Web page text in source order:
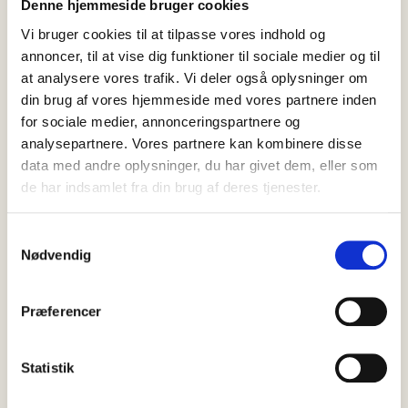
Denne hjemmeside bruger cookies
Vi bruger cookies til at tilpasse vores indhold og
annoncer, til at vise dig funktioner til sociale medier og til
at analysere vores trafik. Vi deler også oplysninger om
din brug af vores hjemmeside med vores partnere inden
for sociale medier, annonceringspartnere og
analysepartnere. Vores partnere kan kombinere disse
data med andre oplysninger, du har givet dem, eller som
de har indsamlet fra din brug af deres tjenester.
Nødvendig
Præferencer
Statistik
Efterlysning: Nordjyllands Politi
efterlyser 30-årig mand